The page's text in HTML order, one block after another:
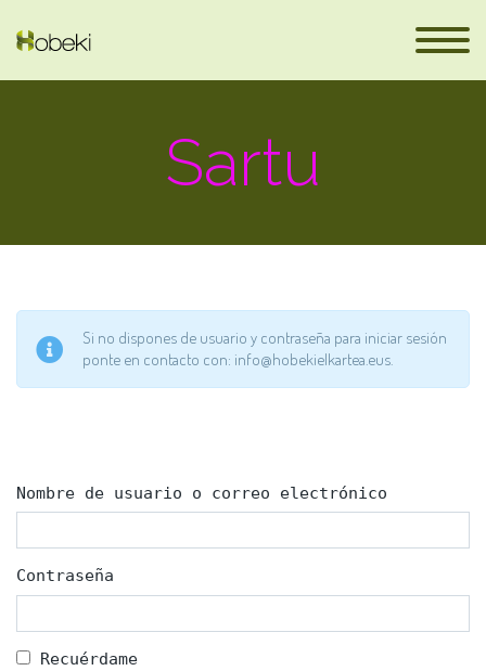
Sartu
Si no dispones de usuario y contraseña para iniciar sesión
ponte en contacto con: info@hobekielkartea.eus.
Nombre de usuario o correo electrónico
Contraseña
Recuérdame